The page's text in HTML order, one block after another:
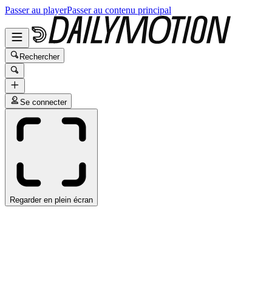
Passer au playerPasser au contenu principal
Rechercher
Se connecter
Regarder en plein écran